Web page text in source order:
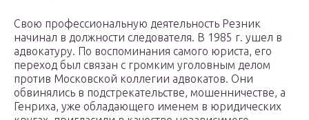
Свою профессиональную деятельность Резник
начинал в должности следователя. В 1985 г. ушел в
адвокатуру. По воспоминания самого юриста, его
переход был связан с громким уголовным делом
против Московской коллегии адвокатов. Они
обвинялись в подстрекательстве, мошенничестве, а
Генриха, уже обладающего именем в юридических